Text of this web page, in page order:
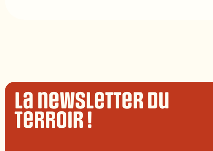
La newsletter du
terroir !